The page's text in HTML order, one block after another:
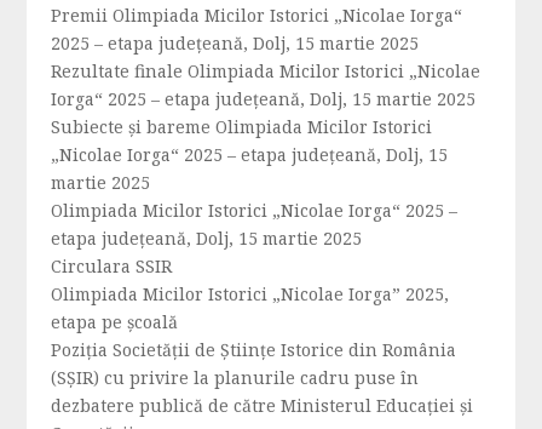
Premii Olimpiada Micilor Istorici „Nicolae Iorga“
2025 – etapa județeană, Dolj, 15 martie 2025
Rezultate finale Olimpiada Micilor Istorici „Nicolae
Iorga“ 2025 – etapa județeană, Dolj, 15 martie 2025
Subiecte și bareme Olimpiada Micilor Istorici
„Nicolae Iorga“ 2025 – etapa județeană, Dolj, 15
martie 2025
Olimpiada Micilor Istorici „Nicolae Iorga“ 2025 –
etapa județeană, Dolj, 15 martie 2025
Circulara SSIR
Olimpiada Micilor Istorici „Nicolae Iorga” 2025,
etapa pe școală
Poziția Societății de Științe Istorice din România
(SȘIR) cu privire la planurile cadru puse în
dezbatere publică de către Ministerul Educației și